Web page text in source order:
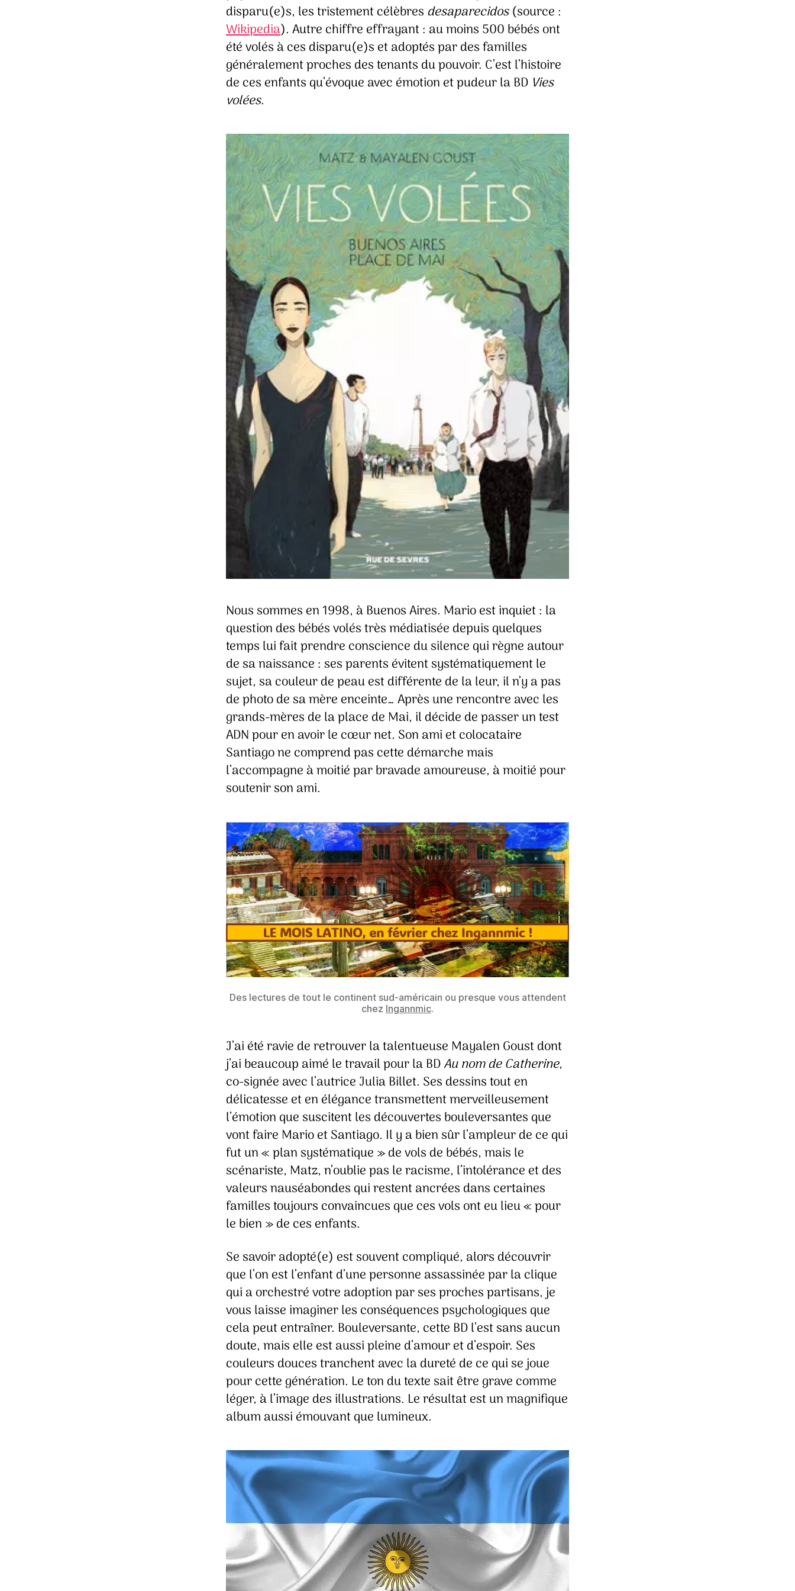
disparu(e)s, les tristement célèbres desaparecidos(source :
Wikipedia). Autre chiffre effrayant : au moins 500 bébés ont
été volés à ces disparu(e)s et adoptés par des familles
généralement proches des tenants du pouvoir. C’est l’histoire
de ces enfants qu’évoque avec émotion et pudeur la BD Vies
volées.
Nous sommes en 1998, à Buenos Aires. Mario est inquiet : la
question des bébés volés très médiatisée depuis quelques
temps lui fait prendre conscience du silence qui règne autour
de sa naissance : ses parents évitent systématiquement le
sujet, sa couleur de peau est différente de la leur, il n’y a pas
de photo de sa mère enceinte… Après une rencontre avec les
grands-mères de la place de Mai, il décide de passer un test
ADN pour en avoir le cœur net. Son ami et colocataire
Santiago ne comprend pas cette démarche mais
l’accompagne à moitié par bravade amoureuse, à moitié pour
soutenir son ami.
Des lectures de tout le continent sud-américain ou presque vous attendent
chez Ingannmic.
J’ai été ravie de retrouver la talentueuse Mayalen Goust dont
j’ai beaucoup aimé le travail pour la BDAu nom de Catherine,
co-signée avec l’autrice Julia Billet. Ses dessins tout en
délicatesse et en élégance transmettent merveilleusement
l’émotion que suscitent les découvertes bouleversantes que
vont faire Mario et Santiago. Il y a bien sûr l’ampleur de ce qui
fut un « plan systématique » de vols de bébés, mais le
scénariste, Matz, n’oublie pas le racisme, l’intolérance et des
valeurs nauséabondes qui restent ancrées dans certaines
familles toujours convaincues que ces vols ont eu lieu « pour
le bien » de ces enfants.
Se savoir adopté(e) est souvent compliqué, alors découvrir
que l’on est l’enfant d’une personne assassinée par la clique
qui a orchestré votre adoption par ses proches partisans, je
vous laisse imaginer les conséquences psychologiques que
cela peut entraîner. Bouleversante, cette BD l’est sans aucun
doute, mais elle est aussi pleine d’amour et d’espoir. Ses
couleurs douces tranchent avec la dureté de ce qui se joue
pour cette génération. Le ton du texte sait être grave comme
léger, à l’image des illustrations. Le résultat est un magnifique
album aussi émouvant que lumineux.